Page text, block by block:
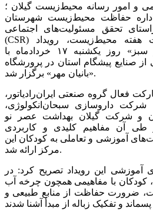
و امور رسانه محیط‌زیست گیلان ؛
حفاظت محیط‌زیست شهرستان
تحقق مسئولیت‌های اجتماعی
(CSR) و به مناسبت گرامیداشت هفته محیط‌زیست، رویداد
آموزشی و فرهنگی «مهر سبز» روز یکشنبه ۱۷ خردادماه با
صنایع پیشگام استان در پرورشگاه
«بانیان مهر» برگزار شد.
فعال گروه صنعتی ایران‌رادیاتور،
داروسازی سبحان‌انکولوژی،
و شرکت گیلان بهداشت عصر نو
طی آن مفاهیم کلیدی و کاربردی
آموزشی و تعاملی به کودکان این
مرکز ارائه شد.
آموزشی این رویداد تصریح کرد: در
کودکان با مفاهیمی همچون چرخه آب
ضرورت حفاظت از منابع طبیعی و